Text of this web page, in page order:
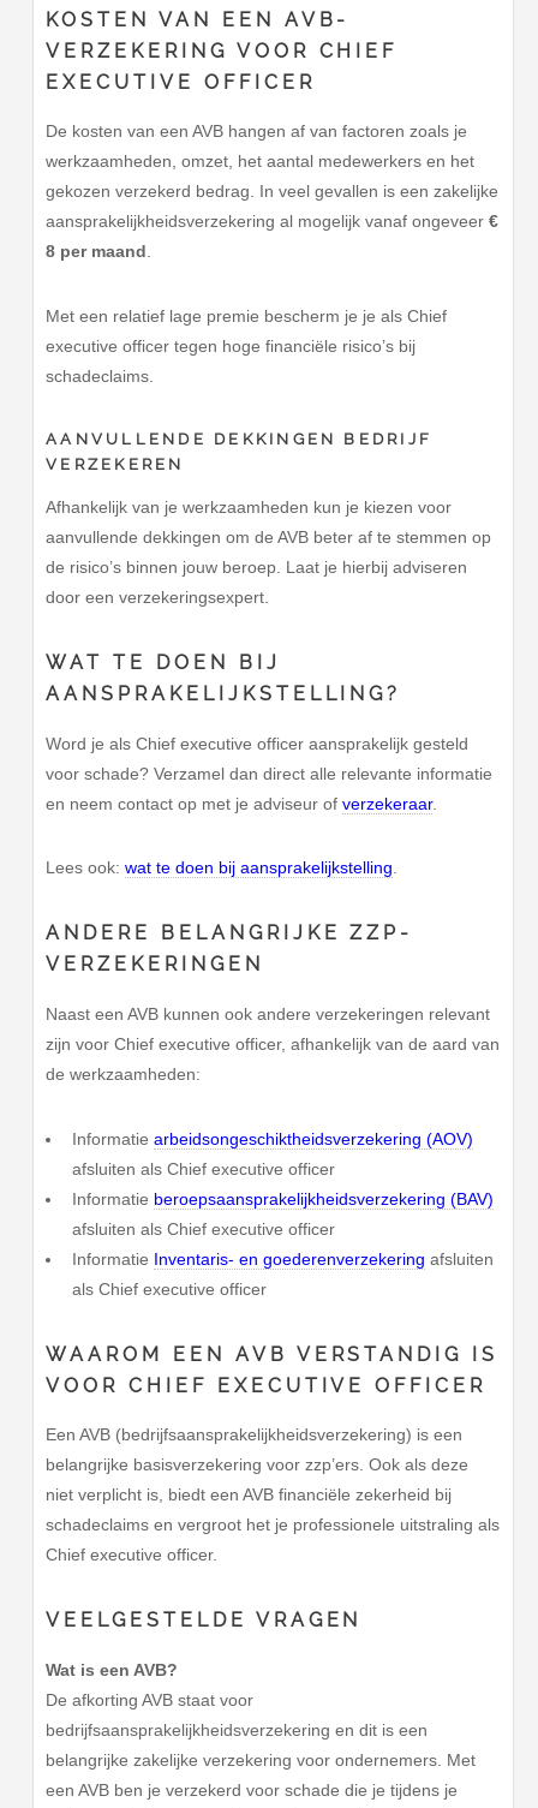
KOSTEN VAN EEN AVB-
VERZEKERING VOOR CHIEF
EXECUTIVE OFFICER
De kosten van een AVB hangen af van factoren zoals je
werkzaamheden, omzet, het aantal medewerkers en het
gekozen verzekerd bedrag. In veel gevallen is een zakelijke
aansprakelijkheidsverzekering al mogelijk vanaf ongeveer€
8 per maand.
Met een relatief lage premie bescherm je je als Chief
executive officer tegen hoge financiële risico’s bij
schadeclaims.
AANVULLENDE DEKKINGEN BEDRIJF
VERZEKEREN
Afhankelijk van je werkzaamheden kun je kiezen voor
aanvullende dekkingen om de AVB beter af te stemmen op
de risico’s binnen jouw beroep. Laat je hierbij adviseren
door een verzekeringsexpert.
WAT TE DOEN BIJ
AANSPRAKELIJKSTELLING?
Word je als Chief executive officer aansprakelijk gesteld
voor schade? Verzamel dan direct alle relevante informatie
en neem contact op met je adviseur ofverzekeraar.
Lees ook:wat te doen bij aansprakelijkstelling.
ANDERE BELANGRIJKE ZZP-
VERZEKERINGEN
Naast een AVB kunnen ook andere verzekeringen relevant
zijn voor Chief executive officer, afhankelijk van de aard van
de werkzaamheden:
Informatie arbeidsongeschiktheidsverzekering (AOV)
afsluiten als Chief executive officer
Informatie beroepsaansprakelijkheidsverzekering (BAV)
afsluiten als Chief executive officer
Informatie Inventaris- en goederenverzekering afsluiten
als Chief executive officer
WAAROM EEN AVB VERSTANDIG IS
VOOR CHIEF EXECUTIVE OFFICER
Een AVB (bedrijfsaansprakelijkheidsverzekering) is een
belangrijke basisverzekering voor zzp’ers. Ook als deze
niet verplicht is, biedt een AVB financiële zekerheid bij
schadeclaims en vergroot het je professionele uitstraling als
Chief executive officer.
VEELGESTELDE VRAGEN
Wat is een AVB?
De afkorting AVB staat voor
bedrijfsaansprakelijkheidsverzekering en dit is een
belangrijke zakelijke verzekering voor ondernemers. Met
een AVB ben je verzekerd voor schade die je tijdens je